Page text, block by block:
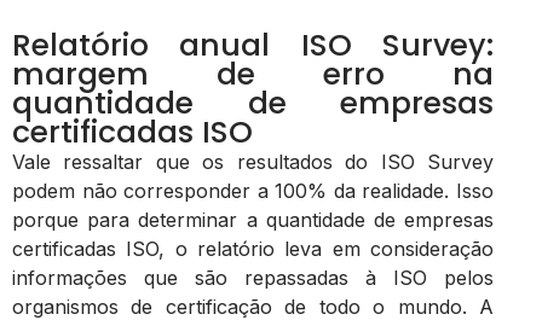
Relatório anual ISO Survey:
margem de erro na
quantidade de empresas
certificadas ISO
Vale ressaltar que os resultados do ISO Survey
podem não corresponder a 100% da realidade. Isso
porque para determinar a quantidade de empresas
certificadas ISO, o relatório leva em consideração
informações que são repassadas à ISO pelos
organismos de certificação de todo o mundo. A